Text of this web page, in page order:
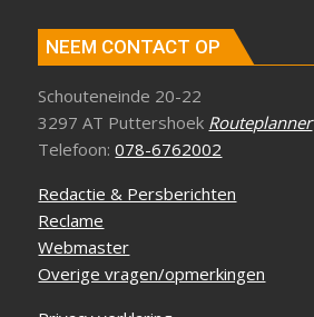
NEEM CONTACT OP
Schouteneinde 20-22
3297 AT Puttershoek Routeplanner
Telefoon:078-6762002
Redactie & Persberichten
Reclame
Webmaster
Overige vragen/opmerkingen